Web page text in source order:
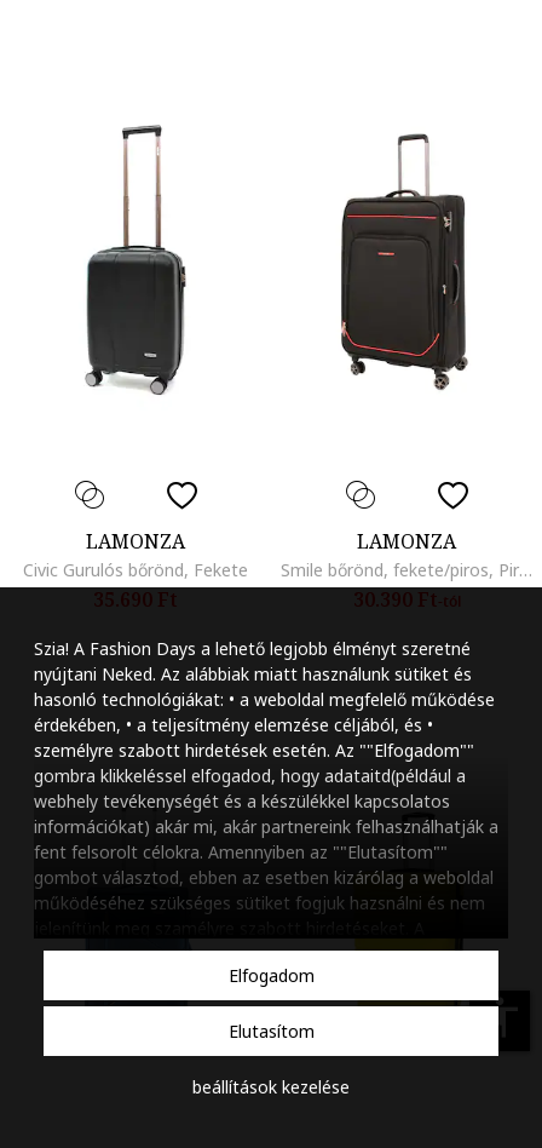
Szia! A Fashion Days a lehető legjobb élményt szeretné
nyújtani Neked. Az alábbiak miatt használunk sütiket és
hasonló technológiákat: • a weboldal megfelelő működése
érdekében, • a teljesítmény elemzése céljából, és •
személyre szabott hirdetések esetén. Az ""Elfogadom""
gombra klikkeléssel elfogadod, hogy adataitd(például a
webhely tevékenységét és a készülékkel kapcsolatos
információkat) akár mi, akár partnereink felhasználhatják a
fent felsorolt célokra. Amennyiben az ""Elutasítom""
gombot választod, ebben az esetben kizárólag a weboldal
működéséhez szükséges sütiket fogjuk hazsnálni és nem
beállításaidat bármikor módosíthatod, a ""Beállítások
kezelése"" gombra kattintva. Tudj meg többet
szabályzatunkról.
Elfogadom
Elutasítom
beállítások kezelése
LAMONZA
Civic Gurulós bőrönd, Fekete
35.690 Ft
LAMONZA
Smile bőrönd, fekete/piros, Piros/Fekete
30.390 Ft-tól
accessibility
Szöveg méretének
Szóköz növelése
Szóköz csökkentése
Sortávolság
Sortávolság
Színek invertálása
Szürke
Nagy kurzor